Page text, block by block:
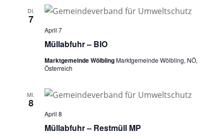
DI.
7
Müllabfuhr – BIO
April 7
Marktgemeinde WölblingMarktgemeinde Wölbling, NÖ,
Österreich
MI.
8
Müllabfuhr – Restmüll MP
April 8